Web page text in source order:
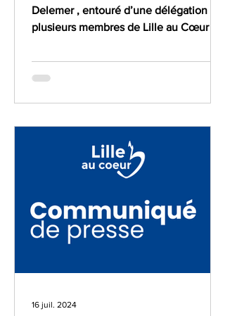
Delemer , entouré d’une délégation de
plusieurs membres de Lille au Cœur ,
16 juil. 2024